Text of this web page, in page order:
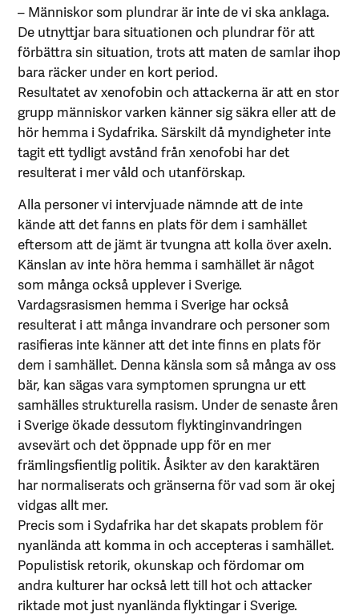
– Människor som plundrar är inte de vi ska anklaga.
De utnyttjar bara situationen och plundrar för att
förbättra sin situation, trots att maten de samlar ihop
bara räcker under en kort period.
Resultatet av xenofobin och attackerna är att en stor
grupp människor varken känner sig säkra eller att de
hör hemma i Sydafrika. Särskilt då myndigheter inte
tagit ett tydligt avstånd från xenofobi har det
resulterat i mer våld och utanförskap.
Alla personer vi intervjuade nämnde att de inte
kände att det fanns en plats för dem i samhället
eftersom att de jämt är tvungna att kolla över axeln.
Känslan av inte höra hemma i samhället är något
som många också upplever i Sverige.
Vardagsrasismen hemma i Sverige har också
resulterat i att många invandrare och personer som
rasifieras inte känner att det inte finns en plats för
dem i samhället. Denna känsla som så många av oss
bär, kan sägas vara symptomen sprungna ur ett
samhälles strukturella rasism. Under de senaste åren
i Sverige ökade dessutom flyktinginvandringen
avsevärt och det öppnade upp för en mer
främlingsfientlig politik. Åsikter av den karaktären
har normaliserats och gränserna för vad som är okej
vidgas allt mer.
Precis som i Sydafrika har det skapats problem för
nyanlända att komma in och accepteras i samhället.
Populistisk retorik, okunskap och fördomar om
andra kulturer har också lett till hot och attacker
riktade mot just nyanlända flyktingar i Sverige.